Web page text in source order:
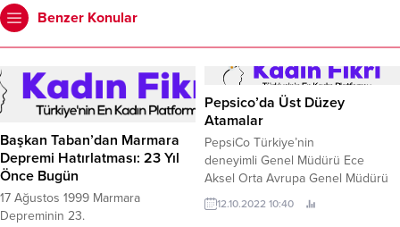
Benzer Konular
Başkan Taban’dan Marmara
Depremi Hatırlatması: 23 Yıl
Önce Bugün
17 Ağustos 1999 Marmara
Depreminin 23.
Pepsico’da Üst Düzey
Atamalar
PepsiCo Türkiye’nin
deneyimli Genel Müdürü Ece
Aksel Orta Avrupa Genel Müdürü
olarak atanırken, daha önce
PepsiCo’da Satış Başkan Yardımcısı
12.10.2022 10:40